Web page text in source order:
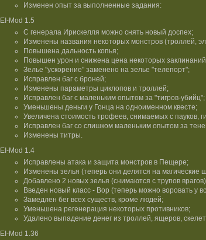
Изменен опыт за выполненные задания:
EI-Mod 1.5
С генерала Ирискелля можно снять новый доспех;
Изменены названия некоторых монстров (троллей,
Повышена дальность копья;
Повышен урон и снижена цена некоторых
Зелье "ускорение" заменено на зелье "телепорт";
Исправлен баг с броней;
Изменены параметры циклопов и троллей;
Исправлен баг с маленьким опытом за "тигров-убийц";
Уменьшены деньги у Гонца на одноименном квесте;
Увеличена стоимость трофеев, снимаемых с пауков,
Исправлен баг со слишком маленьким опытом за
Изменены титры.
EI-Mod 1.4
Исправлены атака и защита монстров в Пещере;
Изменены зелья (теперь они делятся на магические
Добавлено 2 новых зелья (снимаются с трупов
Введен новый класс - Вор (теперь можно воровать у
Замедлен бег всех существ, кроме людей;
Уменьшена регенерация некоторых противников;
Удалено выпадение денег из троллей, ящеров,
EI-Mod 1.36